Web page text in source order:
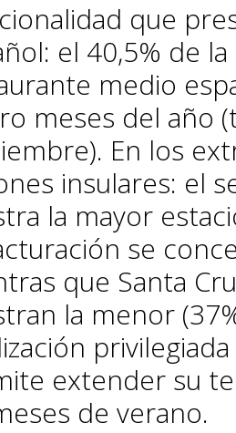
que
el 40,5% de
medio
meses del año
En los
insulares: el
la mayor
se
que Santa
la menor
extender su
de verano.